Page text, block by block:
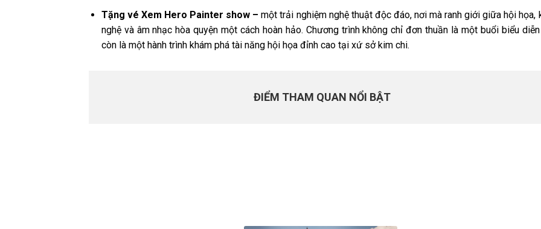
Tặng vé Xem Hero Painter show – một trải nghiệm nghệ thuật độc đáo, nơi mà ranh giới giữa hội họa,
nghệ và âm nhạc hòa quyện một cách hoàn hảo. Chương trình không chỉ đơn thuần là một buổi biểu
còn là một hành trình khám phá tài năng hội họa đỉnh cao tại xứ sở kim chi.
ĐIỂM THAM QUAN NỔI BẬT